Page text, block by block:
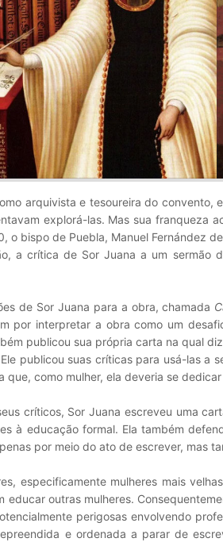
arquivista e tesoureira do
explorá-las. Mas sua franqueza
o bispo de Puebla, Manuel Fernández
a crítica de Sor Juana a um sermão
de Sor Juana para a obra, chamada
por interpretar a obra como um
publicou sua própria carta na qual
publicou suas críticas para usá-las a
que, como mulher, ela deveria se
críticos, Sor Juana escreveu uma
à educação formal. Ela também
por meio do ato de escrever, mas
especificamente mulheres mais
educar outras mulheres.
perigosas envolvendo
e ordenada a parar de